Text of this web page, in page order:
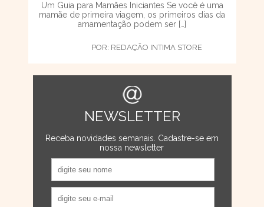
Um Guia para Mamães Iniciantes Se você é uma
mamãe de primeira viagem, os primeiros dias da
amamentação podem ser […]
POR: REDAÇÃO INTIMA STORE
NEWSLETTER
Receba novidades semanais. Cadastre-se em
nossa newsletter